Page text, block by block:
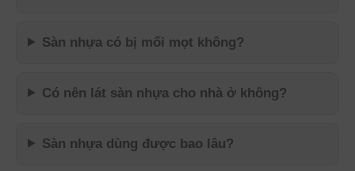
Sàn nhựa có bị mối mọt không?
Có nên lát sàn nhựa cho nhà ở không?
Sàn nhựa dùng được bao lâu?